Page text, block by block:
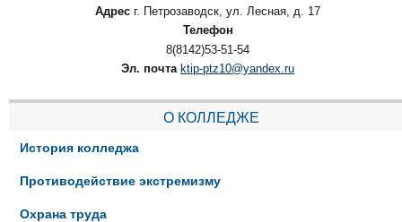
Адрес г. Петрозаводск, ул. Лесная, д. 17
Телефон
8(8142)53-51-54
Эл. почта ktip-ptz10@yandex.ru
О КОЛЛЕДЖЕ
История колледжа
Противодействие экстремизму
Охрана труда